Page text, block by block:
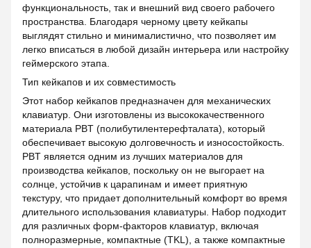
функциональность, так и внешний вид своего рабочего
пространства. Благодаря черному цвету кейкапы
выглядят стильно и минималистично, что позволяет им
легко вписаться в любой дизайн интерьера или настройку
геймерского этапа.
Тип кейкапов и их совместимость
Этот набор кейкапов предназначен для механических
клавиатур. Они изготовлены из высококачественного
материала PBT (полибутилентерефталата), который
обеспечивает высокую долговечность и износостойкость.
PBT является одним из лучших материалов для
производства кейкапов, поскольку он не выгорает на
солнце, устойчив к царапинам и имеет приятную
текстуру, что придает дополнительный комфорт во время
длительного использования клавиатуры. Набор подходит
для различных форм-факторов клавиатур, включая
полноразмерные, компактные (TKL), а также компактные